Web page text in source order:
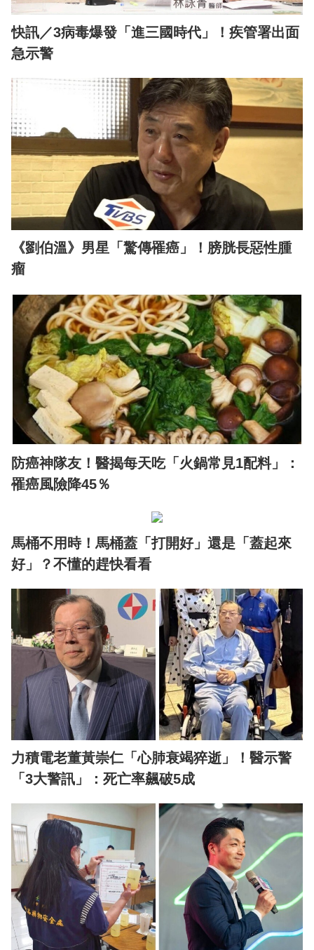
快訊／3病毒爆發「進三國時代」！疾管署出面
急示警
《劉伯溫》男星「驚傳罹癌」！膀胱長惡性腫
瘤
防癌神隊友！醫揭每天吃「火鍋常見1配料」：
罹癌風險降45％
馬桶不用時！馬桶蓋「打開好」還是「蓋起來
好」？不懂的趕快看看
力積電老董黃崇仁「心肺衰竭猝逝」！醫示警
「3大警訊」：死亡率飆破5成